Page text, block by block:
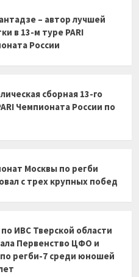
– автор лучшей
в 13-м туре PARI
России
сборная 13-го
Чемпионата России по
Москвы по регби
с трех крупных побед
ИВС Тверской области
Первенство ЦФО и
регби-7 среди юношей